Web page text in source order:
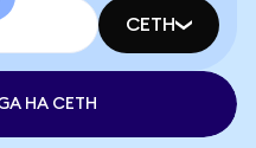
CETH
НА CETH